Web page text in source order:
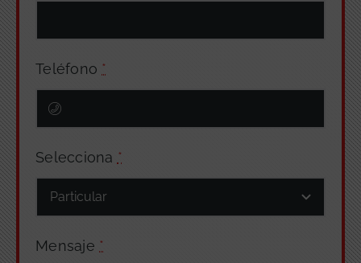
Teléfono *
Selecciona *
Mensaje *